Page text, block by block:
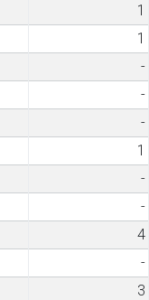
1
1
-
-
-
1
-
-
4
-
3